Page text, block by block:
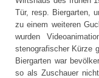
Tür, resp. Biergarten,
zu einem weiteren
wurden
stenografischer Kürze
Biergarten war
so als Zuschauer